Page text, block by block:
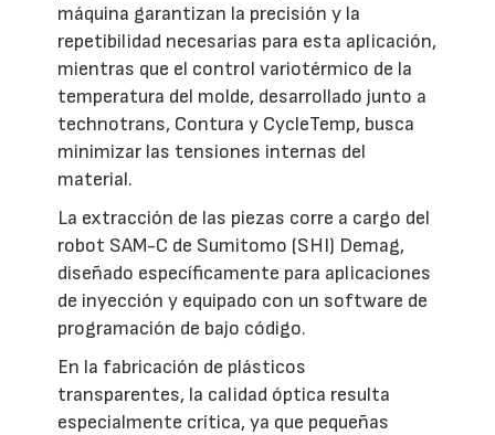
máquina garantizan la precisión y la
repetibilidad necesarias para esta aplicación,
mientras que el control variotérmico de la
temperatura del molde, desarrollado junto a
technotrans, Contura y CycleTemp, busca
minimizar las tensiones internas del
material.
La extracción de las piezas corre a cargo del
robot SAM-C de Sumitomo (SHI) Demag,
diseñado específicamente para aplicaciones
de inyección y equipado con un software de
programación de bajo código.
En la fabricación de plásticos
transparentes, la calidad óptica resulta
especialmente crítica, ya que pequeñas